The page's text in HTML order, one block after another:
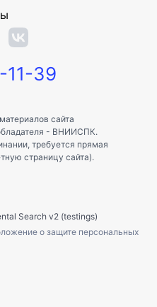
11-39
сайта
- ВНИИСПК.
требуется прямая
страницу сайта).
Search v2 (testings)
о защите персональных